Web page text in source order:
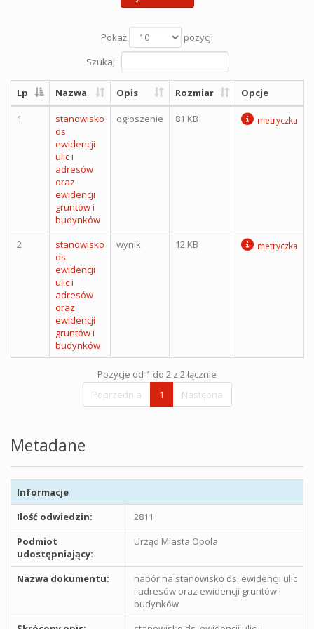
Pokaż
pozycji
Szukaj:
Lp Nazwa Opis Rozmiar Opcje
1
stanowisko
ds.
ewidencji
ulic i
adresów
oraz
ewidencji
gruntów i
budynków
ogłoszenie 81 KB metryczka
2
stanowisko
ds.
ewidencji
ulic i
adresów
oraz
ewidencji
gruntów i
budynków
wynik 12 KB metryczka
Pozycje od 1 do 2 z 2 łącznie
Poprzednia
1 Następna
Metadane
Informacje
Ilość odwiedzin:
2811
Podmiot
udostępniający:
Urząd Miasta Opola
Nazwa dokumentu:
nabór na stanowisko ds. ewidencji ulic
i adresów oraz ewidencji gruntów i
budynków